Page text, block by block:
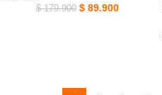
$179.900 $ 89.900